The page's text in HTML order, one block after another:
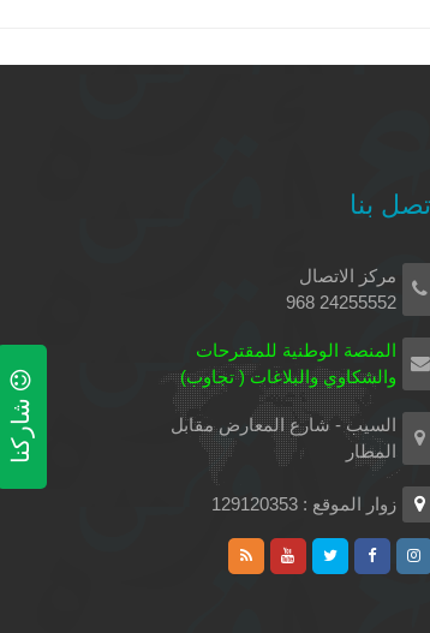
بنا
مركز الاتصال
24255552 968
المنصة الوطنية للمقترحات
والشكاوي والبلاغات ( تجاوب)
السيب - شارع المعارض مقابل
المطار
زوار الموقع : 129120353
شاركنا